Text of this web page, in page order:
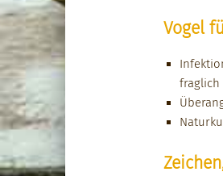
Vogel
fraglich